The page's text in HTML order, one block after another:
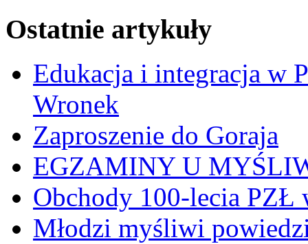
Ostatnie artykuły
Edukacja i integracja w
Wronek
Zaproszenie do Goraja
EGZAMINY U
Obchody 100-lecia PZŁ
Młodzi myśliwi